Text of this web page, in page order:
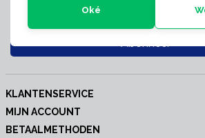
Oké
Abonneer
KLANTENSERVICE
MIJN ACCOUNT
BETAALMETHODEN